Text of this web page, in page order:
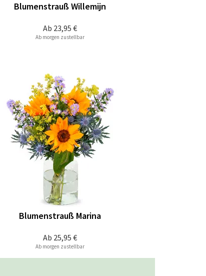
Ab 23,95 €
Blumenstrauß Willemijn
Ab morgen zustellbar
Ab 25,95 €
Blumenstrauß Marina
Ab morgen zustellbar